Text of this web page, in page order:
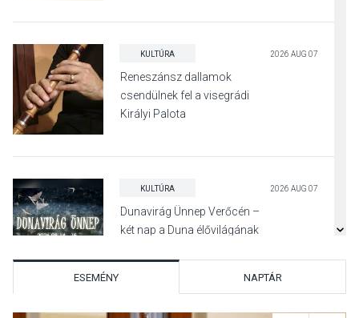
KULTÚRA 2026 AUG 07
Reneszánsz dallamok
csendülnek fel a visegrádi
Királyi Palota
KULTÚRA 2026 AUG 07
Dunavirág Ünnep Verőcén –
két nap a Duna élővilágának
ESEMÉNY NAPTÁR